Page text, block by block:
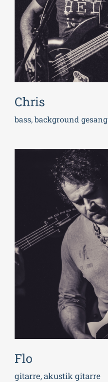
Chris
bass, background gesang
Flo
gitarre, akustik gitarre